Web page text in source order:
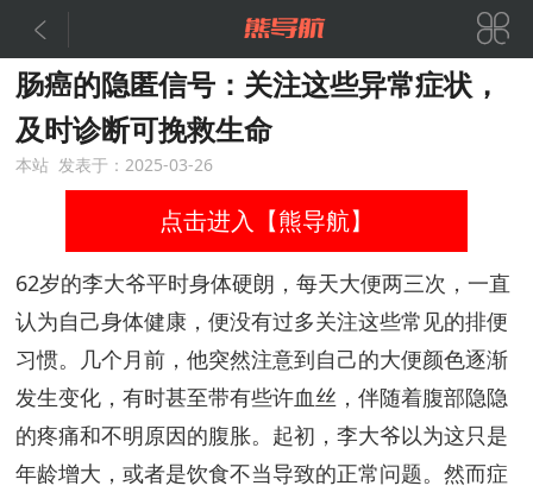
 
肠癌的隐匿信号：关注这些异常症状，
及时诊断可挽救生命
本站 发表于：2025-03-26
点击进入【熊导航】
62岁的李大爷平时身体硬朗，每天大便两三次，一直
认为自己身体健康，便没有过多关注这些常见的排便
习惯。几个月前，他突然注意到自己的大便颜色逐渐
发生变化，有时甚至带有些许血丝，伴随着腹部隐隐
的疼痛和不明原因的腹胀。起初，李大爷以为这只是
年龄增大，或者是饮食不当导致的正常问题。然而症